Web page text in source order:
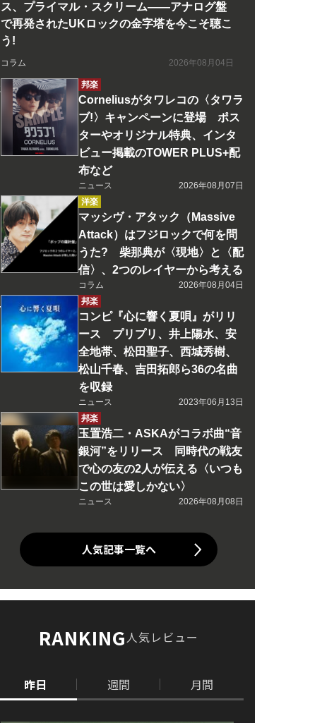
ス、プライマル・スクリーム――アナログ盤
で再発されたUKロックの金字塔を今こそ聴こ
う!
コラム 2026年08月04日
邦楽
Corneliusがタワレコの〈タワラ
ブ!〉キャンペーンに登場 ポス
ターやオリジナル特典、インタ
ビュー掲載のTOWER PLUS+配
布など
ニュース
2026年08月07日
洋楽
マッシヴ・アタック（Massive
Attack）はフジロックで何を問
うた? 柴那典が〈現地〉と〈配
信〉、2つのレイヤーから考える
コラム
2026年08月04日
邦楽
コンピ『心に響く夏唄』がリリ
ース プリプリ、井上陽水、安
全地帯、松田聖子、西城秀樹、
松山千春、吉田拓郎ら36の名曲
を収録
ニュース
2023年06月13日
邦楽
玉置浩二・ASKAがコラボ曲“音
銀河”をリリース 同時代の戦友
で心の友の2人が伝える〈いつも
この世は愛しかない〉
ニュース 2026年08月08日
人気記事一覧へ
RANKING人気レビュー
昨日 週間 月間